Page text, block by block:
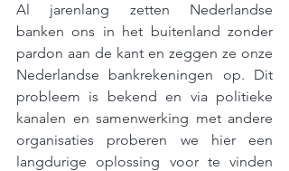
Al jarenlang zetten Nederlandse
banken ons in het buitenland zonder
pardon aan de kant en zeggen ze onze
Nederlandse bankrekeningen op. Dit
probleem is bekend en via politieke
kanalen en samenwerking met andere
organisaties proberen we hier een
langdurige oplossing voor te vinden